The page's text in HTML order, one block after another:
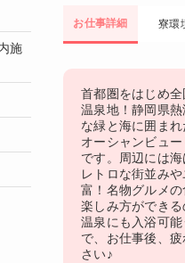
お仕事詳細 寮環
首都圏をはじめ
温泉地！静岡県
な緑と海に囲ま
オーシャンビュ
です。周辺には
レトロな街並み
富！名物グルメ
楽しみ方ができ
温泉にも入浴可
で、お仕事後、
さい♪
施